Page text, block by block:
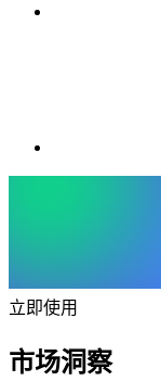
立即使用
市场洞察